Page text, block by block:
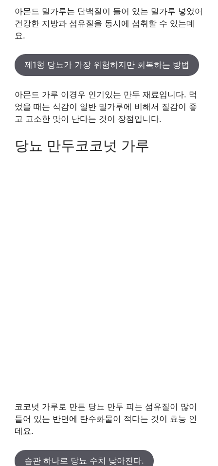
아몬드 밀가루는 단백질이 들어 있는 밀가루 넣었어
건강한 지방과 섬유질을 동시에 섭취할 수 있는데
요.
제1형 당뇨가 가장 위험하지만 회복하는 방법
아몬드 가루 이경우 인기있는 만두 재료입니다. 먹
었을 때는 식감이 일반 밀가루에 비해서 질감이 좋
고 고소한 맛이 난다는 것이 장점입니다.
당뇨 만두코코넛 가루
코코넛 가루로 만든 당뇨 만두 피는 섬유질이 많이
들어 있는 반면에 탄수화물이 적다는 것이 효능 인
데요.
습관 하나로 당뇨 수치 낮아진다.